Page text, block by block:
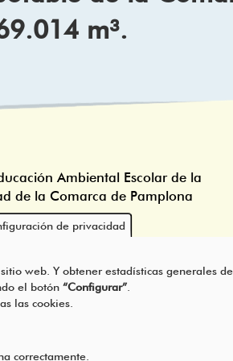
m³.
Ambiental Escolar de la
de la Comarca de Pamplona
de privacidad
web. Y obtener estadísticas generales de
el botón“Configurar”
las cookies.
correctamente.